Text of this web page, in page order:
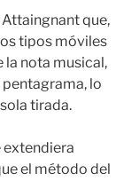
que,
tipos móviles
la nota musical,
lo
tirada.
extendiera
el método del